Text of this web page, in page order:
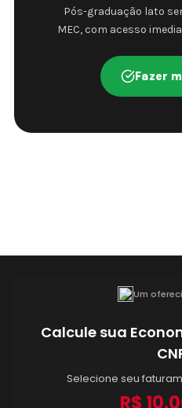
Pós-graduação lato
MEC, com acesso
Fazer